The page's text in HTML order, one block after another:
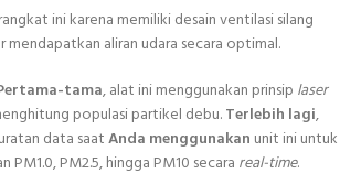
ini karena memiliki desain ventilasi silang
mendapatkan aliran udara secara optimal.
tama, alat ini menggunakan prinsip laser
populasi partikel debu.Terlebih lagi,
data saatAnda menggunakan unit ini untuk
PM1.0, PM2.5, hingga PM10 secara real-time.